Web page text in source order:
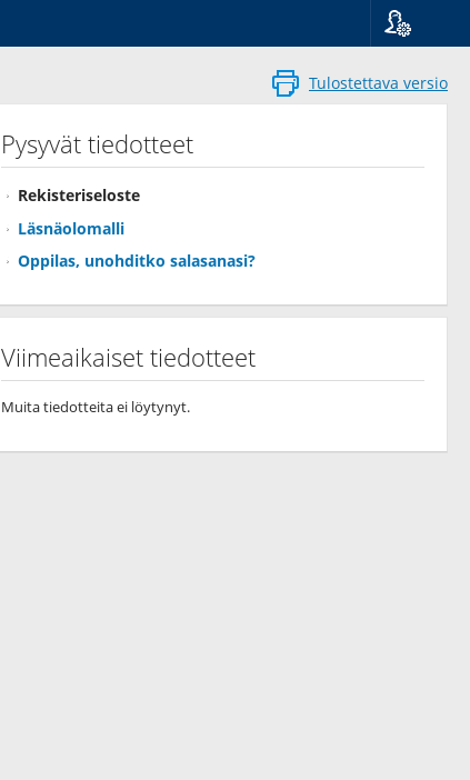
Suomi
Svenska
Tulostettava versio
Pysyvät tiedotteet
Rekisteriseloste
Läsnäolomalli
Oppilas, unohditko salasanasi?
Viimeaikaiset tiedotteet
Muita tiedotteita ei löytynyt.